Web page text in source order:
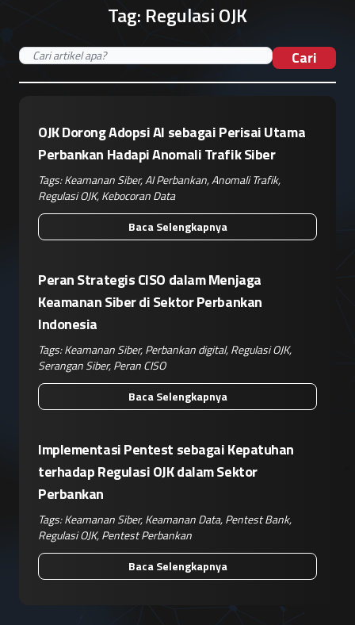
Tag: Regulasi OJK
Cari
OJK Dorong Adopsi AI sebagai Perisai Utama
Perbankan Hadapi Anomali Trafik Siber
Tags:Keamanan Siber,AI Perbankan,Anomali Trafik,
Regulasi OJK,Kebocoran Data
Baca Selengkapnya
Peran Strategis CISO dalam Menjaga
Keamanan Siber di Sektor Perbankan
Indonesia
Tags:Keamanan Siber,Perbankan digital,Regulasi OJK,
Serangan Siber,Peran CISO
Baca Selengkapnya
Implementasi Pentest sebagai Kepatuhan
terhadap Regulasi OJK dalam Sektor
Perbankan
Tags:Keamanan Siber,Keamanan Data,Pentest Bank,
Regulasi OJK,Pentest Perbankan
Baca Selengkapnya